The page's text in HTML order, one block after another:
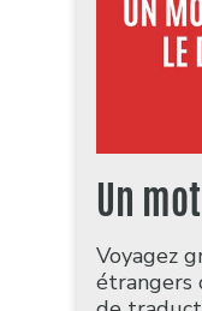
Un
Voyagez
étrangers